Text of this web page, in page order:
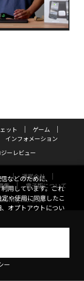
ット
ゲーム
インフォメーション
ーレビュー
運営会社
集
電子版について
Inc. 2026
などのために、
用しています。これ
や使用に同意したこ
オプトアウトについ
ー